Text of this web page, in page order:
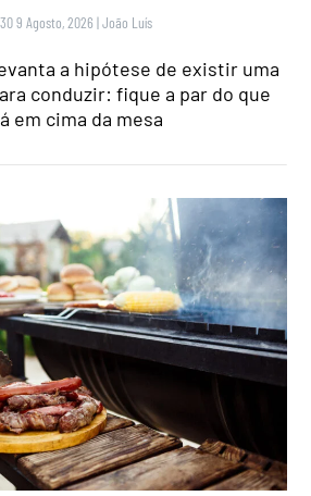
9 Agosto, 2026 |João Luís
a hipótese de existir uma
conduzir: fique a par do que
em cima da mesa